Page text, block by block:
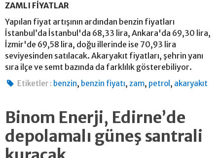
ZAMLI FİYATLAR
Yapılan fiyat artışının ardından benzin fiyatları
İstanbul’da İstanbul'da 68,33 lira, Ankara'da 69,30 lira,
İzmir'de 69,58 lira, doğu illerinde ise 70,93 lira
seviyesinden satılacak. Akaryakıt fiyatları, şehrin yanı
sıra ilçe ve semt bazında da farklılık gösterebiliyor.
Etiketler : benzin, benzin fiyatı,zam, petrol , akaryakıt
Binom Enerji, Edirne’de
depolamalı güneş santrali